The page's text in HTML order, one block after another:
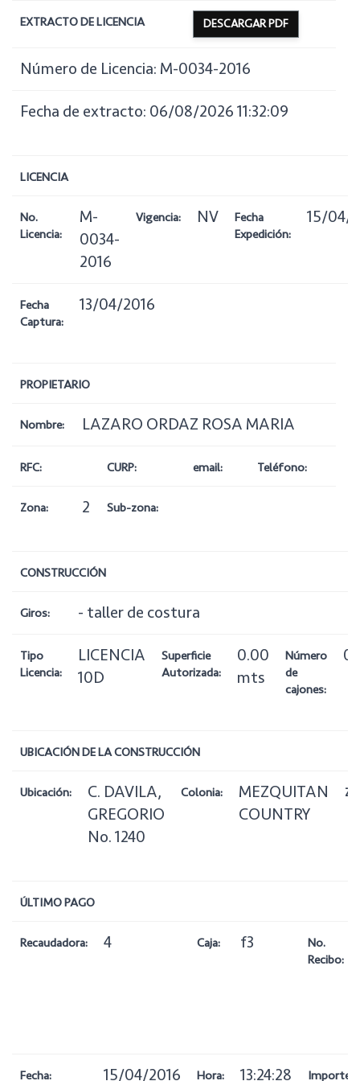
EXTRACTO DE LICENCIA DESCARGAR PDF
Número de Licencia: M-0034-2016
Fecha de extracto: 06/08/2026 11:32:09
LICENCIA
No.
Licencia:
M-
0034-
2016
Vigencia: NV
Fecha
Expedición:
15/04/
Fecha
Captura:
13/04/2016
PROPIETARIO
Nombre: LAZARO ORDAZ ROSA MARIA
RFC: CURP: email: Teléfono:
Zona: 2 Sub-zona:
CONSTRUCCIÓN
Giros: - taller de costura
Tipo
Licencia:
LICENCIA
10D
Superficie
Autorizada:
0.00
mts
Número
de
cajones:
0
UBICACIÓN DE LA CONSTRUCCIÓN
Ubicación:
C. DAVILA,
GREGORIO
No. 1240
Colonia:
MEZQUITAN
COUNTRY
ÚLTIMO PAGO
Recaudadora: 4 Caja: f3
No.
Recibo:
Fecha: 15/04/2016 Hora: 13:24:28 Importe: